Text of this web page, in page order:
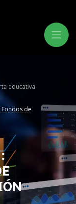
educativa
Fondos de